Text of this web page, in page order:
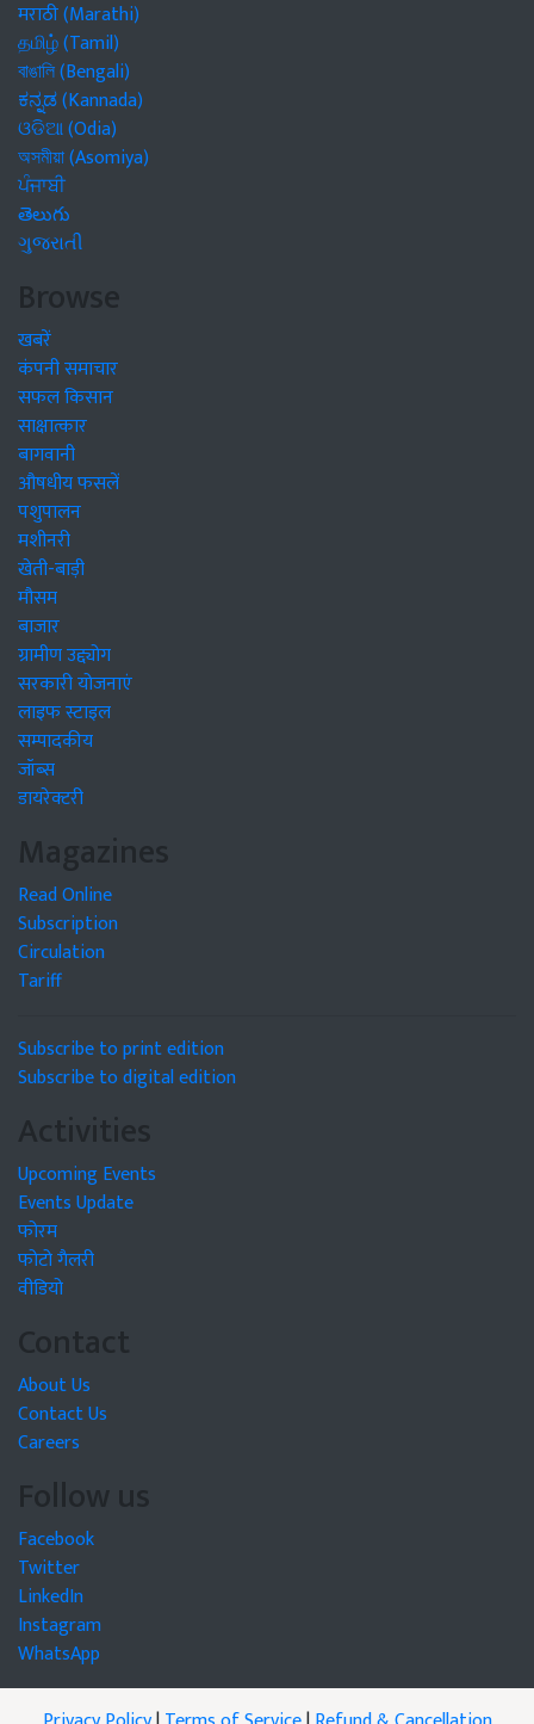
मराठी (Marathi)
தமிழ் (Tamil)
বাঙালি (Bengali)
ಕನ್ನಡ (Kannada)
ଓଡିଆ (Odia)
অসমীয়া (Asomiya)
ਪੰਜਾਬੀ
తెలుగు
ગુજરાતી
Browse
खबरें
कंपनी समाचार
सफल किसान
साक्षात्कार
बागवानी
औषधीय फसलें
पशुपालन
मशीनरी
खेती-बाड़ी
मौसम
बाजार
ग्रामीण उद्द्योग
सरकारी योजनाएं
लाइफ स्टाइल
सम्पादकीय
जॉब्स
डायरेक्टरी
Magazines
Read Online
Subscription
Circulation
Tariff
Subscribe to print edition
Subscribe to digital edition
Activities
Upcoming Events
Events Update
फोरम
फोटो गैलरी
वीडियो
Contact
About Us
Contact Us
Careers
Follow us
Facebook
Twitter
LinkedIn
Instagram
WhatsApp